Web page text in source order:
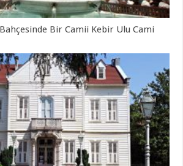
Bahçesinde Bir Camii Kebir Ulu Cami